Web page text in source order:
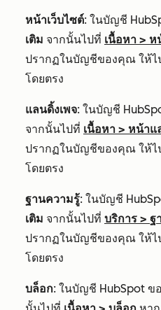
หน้าเว็บไซต์: ในบัญชี
เติม จากนั้นไปที่ เนื้อหา > ห
ปรากฏในบัญชีของคุณ ให้ไ
โดยตรง
แลนดิ้งเพจ: ในบัญชี
จากนั้นไปที่ เนื้อหา > หน้าแ
ปรากฏในบัญชีของคุณ ให้ไ
โดยตรง
ฐานความรู้: ในบัญชี
เติม จากนั้นไปที่ บริการ > ฐ
ปรากฏในบัญชีของคุณ ให้ไ
โดยตรง
บล็อก: ในบัญชี HubSpot